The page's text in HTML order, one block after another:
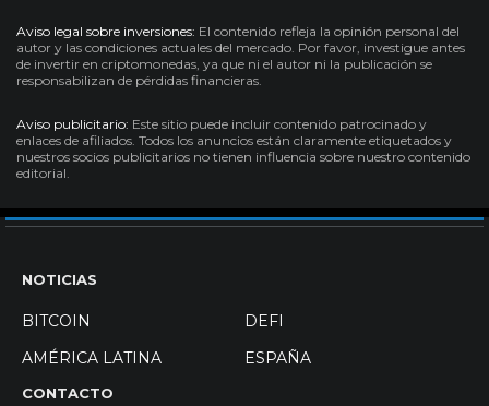
Aviso legal sobre inversiones: El contenido refleja la opinión personal del
autor y las condiciones actuales del mercado. Por favor, investigue antes
de invertir en criptomonedas, ya que ni el autor ni la publicación se
responsabilizan de pérdidas financieras.
Aviso publicitario: Este sitio puede incluir contenido patrocinado y
enlaces de afiliados. Todos los anuncios están claramente etiquetados y
nuestros socios publicitarios no tienen influencia sobre nuestro contenido
editorial.
NOTICIAS
BITCOIN
DEFI
AMÉRICA LATINA
ESPAÑA
CONTACTO